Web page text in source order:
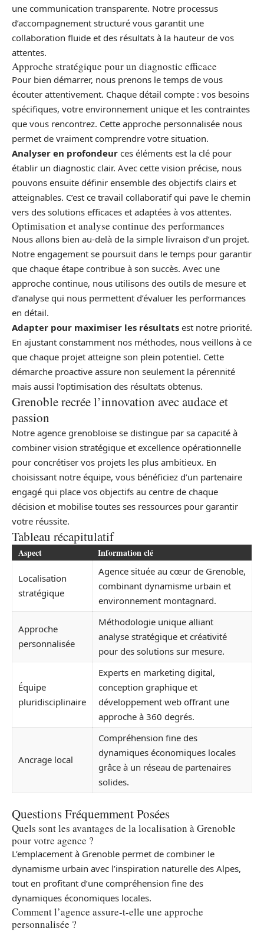
une communication transparente. Notre processus
d’accompagnement structuré vous garantit une
collaboration fluide et des résultats à la hauteur de vos
attentes.
Approche stratégique pour un diagnostic efficace
Pour bien démarrer, nous prenons le temps de vous
écouter attentivement. Chaque détail compte : vos besoins
spécifiques, votre environnement unique et les contraintes
que vous rencontrez. Cette approche personnalisée nous
permet de vraiment comprendre votre situation.
Analyser en profondeur ces éléments est la clé pour
établir un diagnostic clair. Avec cette vision précise, nous
pouvons ensuite définir ensemble des objectifs clairs et
atteignables. C’est ce travail collaboratif qui pave le chemin
vers des solutions efficaces et adaptées à vos attentes.
Optimisation et analyse continue des performances
Nous allons bien au-delà de la simple livraison d’un projet.
Notre engagement se poursuit dans le temps pour garantir
que chaque étape contribue à son succès. Avec une
approche continue, nous utilisons des outils de mesure et
d’analyse qui nous permettent d’évaluer les performances
en détail.
Adapter pour maximiser les résultats est notre priorité.
En ajustant constamment nos méthodes, nous veillons à ce
que chaque projet atteigne son plein potentiel. Cette
démarche proactive assure non seulement la pérennité
mais aussi l’optimisation des résultats obtenus.
Grenoble recrée l’innovation avec audace et
passion
Notre agence grenobloise se distingue par sa capacité à
combiner vision stratégique et excellence opérationnelle
pour concrétiser vos projets les plus ambitieux. En
choisissant notre équipe, vous bénéficiez d’un partenaire
engagé qui place vos objectifs au centre de chaque
décision et mobilise toutes ses ressources pour garantir
votre réussite.
Tableau récapitulatif
Aspect Information clé
Localisation
stratégique
Agence située au cœur de Grenoble,
combinant dynamisme urbain et
environnement montagnard.
Approche
personnalisée
Méthodologie unique alliant
analyse stratégique et créativité
pour des solutions sur mesure.
Équipe
pluridisciplinaire
Experts en marketing digital,
conception graphique et
développement web offrant une
approche à 360 degrés.
Ancrage local
Compréhension fine des
dynamiques économiques locales
grâce à un réseau de partenaires
solides.
Questions Fréquemment Posées
Quels sont les avantages de la localisation à Grenoble
pour votre agence ?
L’emplacement à Grenoble permet de combiner le
dynamisme urbain avec l’inspiration naturelle des Alpes,
tout en profitant d’une compréhension fine des
dynamiques économiques locales.
Comment l’agence assure-t-elle une approche
personnalisée ?